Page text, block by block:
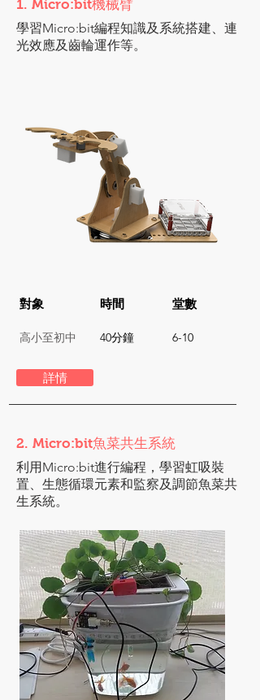
1. Micro:bit機械臂
學習Micro:bit編程知識及系統搭建、連
光效應及齒輪運作​​等。
對象 ​時間 堂數
高小至初中 40分鐘 6-10
詳情
2. Micro:bit魚菜共生系統
利用Micro:bit進行編程，學習虹吸裝
置、生態循環元素和監察及調節魚菜共
生系統。